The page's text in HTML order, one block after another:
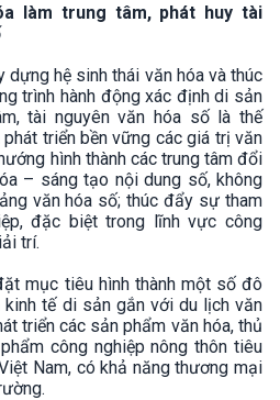
làm trung tâm, phát huy tài
hệ sinh thái văn hóa và thúc
trình hành động xác định di sản
tài nguyên văn hóa số là thế
triển bền vững các giá trị văn
hình thành các trung tâm đổi
– sáng tạo nội dung số, không
văn hóa số; thúc đẩy sự tham
đặc biệt trong lĩnh vực công
trí.
mục tiêu hình thành một số đô
tế di sản gắn với du lịch văn
triển các sản phẩm văn hóa, thủ
công nghiệp nông thôn tiêu
Nam, có khả năng thương mại